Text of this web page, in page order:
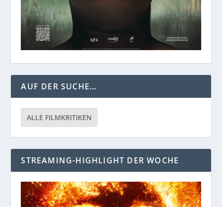
AUF DER SUCHE…
ALLE FILMKRITIKEN
STREAMING-HIGHLIGHT DER WOCHE